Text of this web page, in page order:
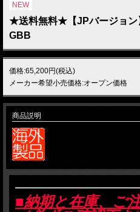
NEW
★送料無料★【JPバージョン
GBB
価格:65,200円(税込)
メーカー希望小売価格:オープン価格
商品説明
■納期と在庫、ご